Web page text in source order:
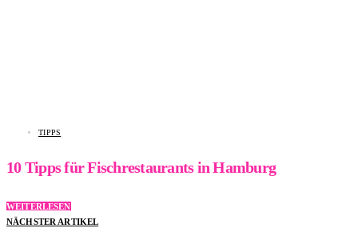
TIPPS
10 Tipps für Fischrestaurants in Hamburg
WEITERLESEN
NÄCHSTER ARTIKEL